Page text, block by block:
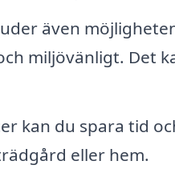
även
miljövänligt. Det
kan du spara tid
eller hem.